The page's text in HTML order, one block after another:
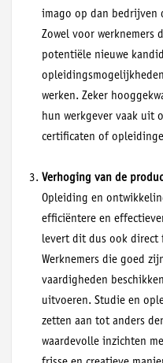
imago op dan bedrijven
Zowel voor werknemers
potentiële nieuwe
werken. Zeker
hun werkgever vaak uit
certificaten of
Verhoging van de
Opleiding en
efficiëntere en
levert dit dus ook direct
Werknemers die goed
vaardigheden
uitvoeren. Studie en
zetten aan tot anders
waardevolle inzichten